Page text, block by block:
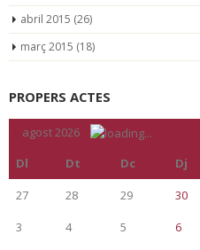
abril 2015 (26)
març 2015 (18)
PROPERS ACTES
agost 2026
Dl
Dt Dc Dj
27
28 29 30
3
4 5 6